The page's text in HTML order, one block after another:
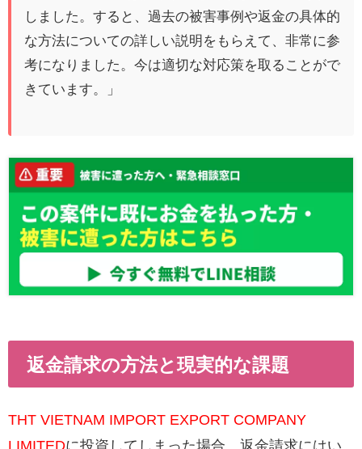
しました。すると、過去の被害事例や返金の具体的
な方法についての詳しい説明をもらえて、非常に参
考になりました。今は適切な対応策を取ることがで
きています。」
返金請求の方法と現実的な課題
THT VIETNAM IMPORT EXPORT COMPANY
LIMITEDに投資してしまった場合、返金請求にはい